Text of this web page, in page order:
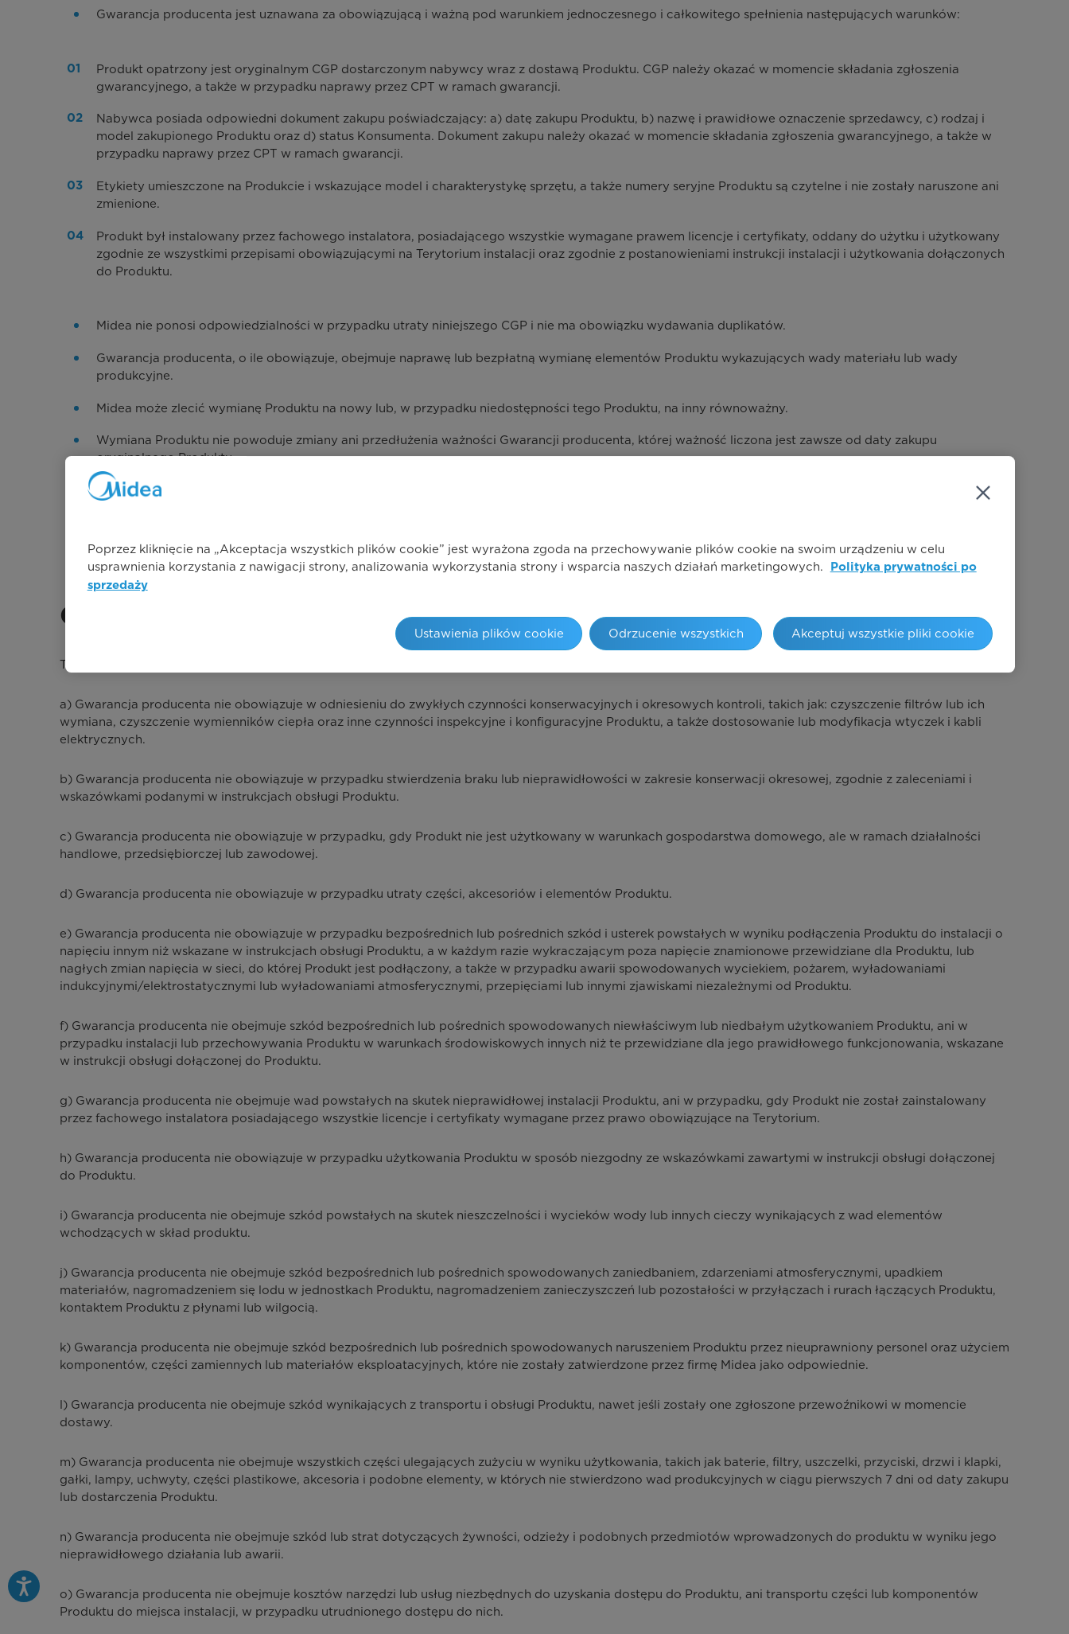
Gwarancja producenta jest uznawana za obowiązującą i ważną pod warunkiem jednoczesnego i całkowitego spełnienia następujących warunków:
Produkt opatrzony jest oryginalnym CGP dostarczonym nabywcy wraz z dostawą Produktu. CGP należy okazać w momencie składania zgłoszenia
gwarancyjnego, a także w przypadku naprawy przez CPT w ramach gwarancji.
Nabywca posiada odpowiedni dokument zakupu poświadczający: a) datę zakupu Produktu, b) nazwę i prawidłowe oznaczenie sprzedawcy, c) rodzaj i
model zakupionego Produktu oraz d) status Konsumenta. Dokument zakupu należy okazać w momencie składania zgłoszenia gwarancyjnego, a także w
przypadku naprawy przez CPT w ramach gwarancji.
Etykiety umieszczone na Produkcie i wskazujące model i charakterystykę sprzętu, a także numery seryjne Produktu są czytelne i nie zostały naruszone ani
zmienione.
Produkt był instalowany przez fachowego instalatora, posiadającego wszystkie wymagane prawem licencje i certyfikaty, oddany do użytku i użytkowany
zgodnie ze wszystkimi przepisami obowiązującymi na Terytorium instalacji oraz zgodnie z postanowieniami instrukcji instalacji i użytkowania dołączonych
do Produktu.
Midea nie ponosi odpowiedzialności w przypadku utraty niniejszego CGP i nie ma obowiązku wydawania duplikatów.
Gwarancja producenta, o ile obowiązuje, obejmuje naprawę lub bezpłatną wymianę elementów Produktu wykazujących wady materiału lub wady
produkcyjne.
Midea może zlecić wymianę Produktu na nowy lub, w przypadku niedostępności tego Produktu, na inny równoważny.
Wymiana Produktu nie powoduje zmiany ani przedłużenia ważności Gwarancji producenta, której ważność liczona jest zawsze od daty zakupu
oryginalnego Produktu.
Usługi gwarancyjne świadczone są przez Midea za pośrednictwem sieci autoryzowanych CPT.
Po wygaśnięciu gwarancji klient ponosi wszelkie koszty części zamiennych oraz robocizny potrzebnej do naprawy Produktu.
Ograniczenia Gwarancji producenta:
Tytułem przykładu Gwarancja producenta nie obowiązuje między innymi w następujących przypadkach:
a) Gwarancja producenta nie obowiązuje w odniesieniu do zwykłych czynności konserwacyjnych i okresowych kontroli, takich jak: czyszczenie filtrów lub ich
wymiana, czyszczenie wymienników ciepła oraz inne czynności inspekcyjne i konfiguracyjne Produktu, a także dostosowanie lub modyfikacja wtyczek i kabli
elektrycznych.
b) Gwarancja producenta nie obowiązuje w przypadku stwierdzenia braku lub nieprawidłowości w zakresie konserwacji okresowej, zgodnie z zaleceniami i
wskazówkami podanymi w instrukcjach obsługi Produktu.
c) Gwarancja producenta nie obowiązuje w przypadku, gdy Produkt nie jest użytkowany w warunkach gospodarstwa domowego, ale w ramach działalności
handlowe, przedsiębiorczej lub zawodowej.
d) Gwarancja producenta nie obowiązuje w przypadku utraty części, akcesoriów i elementów Produktu.
e) Gwarancja producenta nie obowiązuje w przypadku bezpośrednich lub pośrednich szkód i usterek powstałych w wyniku podłączenia Produktu do instalacji o
napięciu innym niż wskazane w instrukcjach obsługi Produktu, a w każdym razie wykraczającym poza napięcie znamionowe przewidziane dla Produktu, lub
nagłych zmian napięcia w sieci, do której Produkt jest podłączony, a także w przypadku awarii spowodowanych wyciekiem, pożarem, wyładowaniami
indukcyjnymi/elektrostatycznymi lub wyładowaniami atmosferycznymi, przepięciami lub innymi zjawiskami niezależnymi od Produktu.
f) Gwarancja producenta nie obejmuje szkód bezpośrednich lub pośrednich spowodowanych niewłaściwym lub niedbałym użytkowaniem Produktu, ani w
przypadku instalacji lub przechowywania Produktu w warunkach środowiskowych innych niż te przewidziane dla jego prawidłowego funkcjonowania, wskazane
w instrukcji obsługi dołączonej do Produktu.
g) Gwarancja producenta nie obejmuje wad powstałych na skutek nieprawidłowej instalacji Produktu, ani w przypadku, gdy Produkt nie został zainstalowany
przez fachowego instalatora posiadającego wszystkie licencje i certyfikaty wymagane przez prawo obowiązujące na Terytorium.
h) Gwarancja producenta nie obowiązuje w przypadku użytkowania Produktu w sposób niezgodny ze wskazówkami zawartymi w instrukcji obsługi dołączonej
do Produktu.
i) Gwarancja producenta nie obejmuje szkód powstałych na skutek nieszczelności i wycieków wody lub innych cieczy wynikających z wad elementów
wchodzących w skład produktu.
j) Gwarancja producenta nie obejmuje szkód bezpośrednich lub pośrednich spowodowanych zaniedbaniem, zdarzeniami atmosferycznymi, upadkiem
materiałów, nagromadzeniem się lodu w jednostkach Produktu, nagromadzeniem zanieczyszczeń lub pozostałości w przyłączach i rurach łączących Produktu,
kontaktem Produktu z płynami lub wilgocią.
k) Gwarancja producenta nie obejmuje szkód bezpośrednich lub pośrednich spowodowanych naruszeniem Produktu przez nieuprawniony personel oraz użyciem
komponentów, części zamiennych lub materiałów eksploatacyjnych, które nie zostały zatwierdzone przez firmę Midea jako odpowiednie.
l) Gwarancja producenta nie obejmuje szkód wynikających z transportu i obsługi Produktu, nawet jeśli zostały one zgłoszone przewoźnikowi w momencie
dostawy.
m) Gwarancja producenta nie obejmuje wszystkich części ulegających zużyciu w wyniku użytkowania, takich jak baterie, filtry, uszczelki, przyciski, drzwi i klapki,
gałki, lampy, uchwyty, części plastikowe, akcesoria i podobne elementy, w których nie stwierdzono wad produkcyjnych w ciągu pierwszych 7 dni od daty zakupu
lub dostarczenia Produktu.
n) Gwarancja producenta nie obejmuje szkód lub strat dotyczących żywności, odzieży i podobnych przedmiotów wprowadzonych do produktu w wyniku jego
nieprawidłowego działania lub awarii.
o) Gwarancja producenta nie obejmuje kosztów narzędzi lub usług niezbędnych do uzyskania dostępu do Produktu, ani transportu części lub komponentów
Produktu do miejsca instalacji, w przypadku utrudnionego dostępu do nich.
Poprzez kliknięcie na „Akceptacja wszystkich plików cookie” jest wyrażona zgoda na przechowywanie plików cookie na swoim urządzeniu w celu
usprawnienia korzystania z nawigacji strony, analizowania wykorzystania strony i wsparcia naszych działań marketingowych.
Polityka prywatności po
sprzedaży
Odrzucenie wszystkich Akceptuj wszystkie pliki cookie
Ustawienia plików cookie